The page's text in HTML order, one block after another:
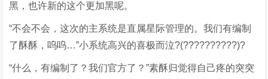
黑，也许新的这个更加黑呢。
“不会不会，这次的主系统是直属星际管理的。我们有编制
了酥酥，呜呜…”小系统高兴的喜极而泣?(??????????)?
“什么，有编制了？我们官方了？”素酥归觉得自己疼的突突